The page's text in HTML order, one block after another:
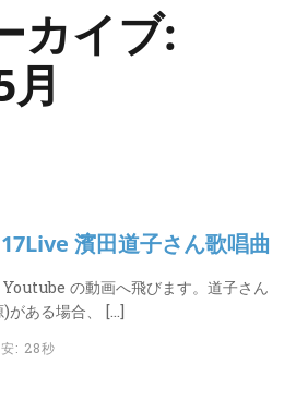
カイブ:
濱田道子さん歌唱曲
の動画へ飛びます。道子さん
がある場合、 […]
: 28秒